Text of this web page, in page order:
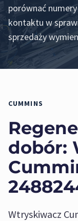
porównać
kontaktu w
sprzedaży
CUMMINS
dobór:
Wtryskiwacz